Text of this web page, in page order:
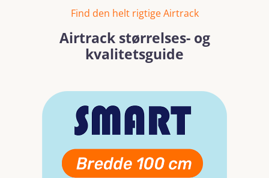
Find den helt rigtige Airtrack
Airtrack størrelses- og
kvalitetsguide
Spring over billedgalleri
Læs mere